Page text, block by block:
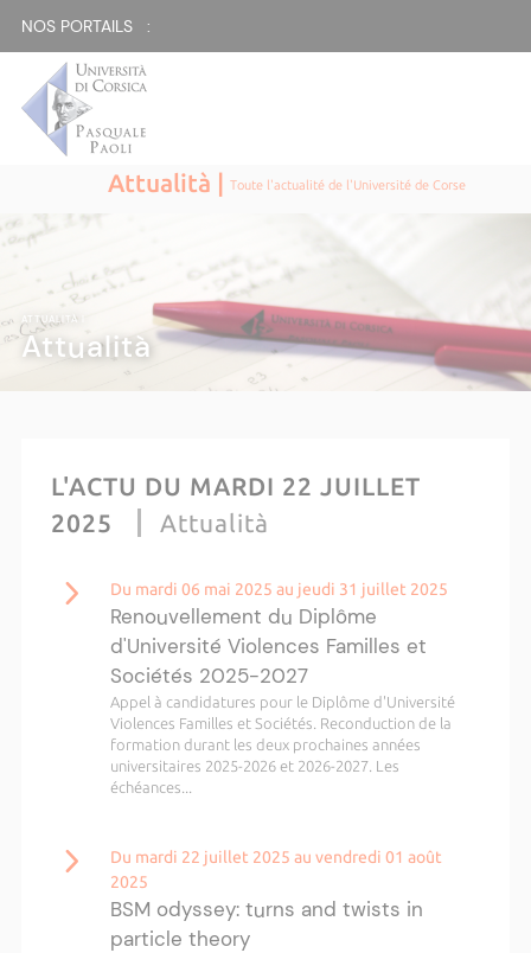
NOS PORTAILS :
Attualità |Toute l'actualité de l'Université de Corse
ATTUALITÀ |
Attualità
L'ACTU DU MARDI 22 JUILLET
2025
Attualità
Du mardi 06 mai 2025 au jeudi 31 juillet 2025
Renouvellement du Diplôme
d'Université Violences Familles et
Sociétés 2025-2027
Appel à candidatures pour le Diplôme d'Université
Violences Familles et Sociétés. Reconduction de la
formation durant les deux prochaines années
universitaires 2025-2026 et 2026-2027. Les
échéances...
Du mardi 22 juillet 2025 au vendredi 01 août
2025
BSM odyssey: turns and twists in
particle theory